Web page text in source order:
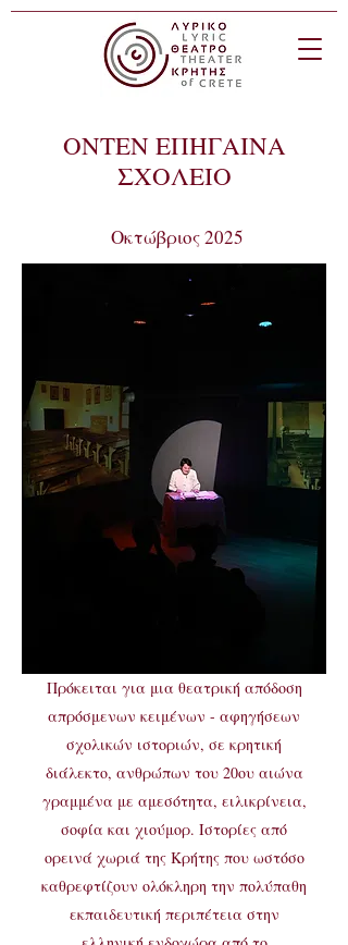
ΟΝΤΕΝ ΕΠΗΓΑΙΝΑ
ΣΧΟΛΕΙΟ
Οκτώβριος 2025
Πρόκειται για μια θεατρική απόδοση
απρόσμενων κειμένων - αφηγήσεων
σχολικών ιστοριών, σε κρητική
διάλεκτο, ανθρώπων του 20ου αιώνα
γραμμένα με αμεσότητα, ειλικρίνεια,
σοφία και χιούμορ. Ιστορίες από
ορεινά χωριά της Κρήτης που ωστόσο
καθρεφτίζουν ολόκληρη την πολύπαθη
εκπαιδευτική περιπέτεια στην